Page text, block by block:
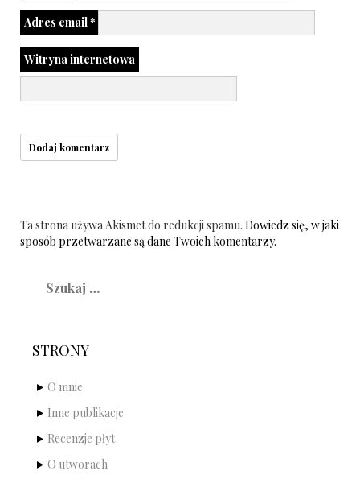
Adres email*
Witryna internetowa
Ta strona używa Akismet do redukcji spamu. Dowiedz się, w jaki
sposób przetwarzane są dane Twoich komentarzy.
STRONY
O mnie
Inne publikacje
Recenzje płyt
O utworach